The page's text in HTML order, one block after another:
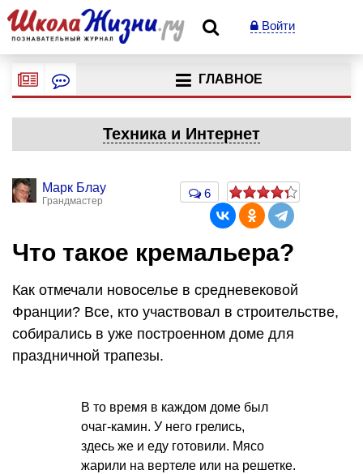
Войти
ГЛАВНОЕ
Техника и Интернет
Марк Блау
Грандмастер
6
Что такое кремальера?
Как отмечали новоселье в средневековой
Франции? Все, кто участвовал в строительстве,
собирались в уже построенном доме для
праздничной трапезы.
В то время в каждом доме был
очаг-камин. У него грелись,
здесь же и еду готовили. Мясо
жарили на вертеле или на решетке.